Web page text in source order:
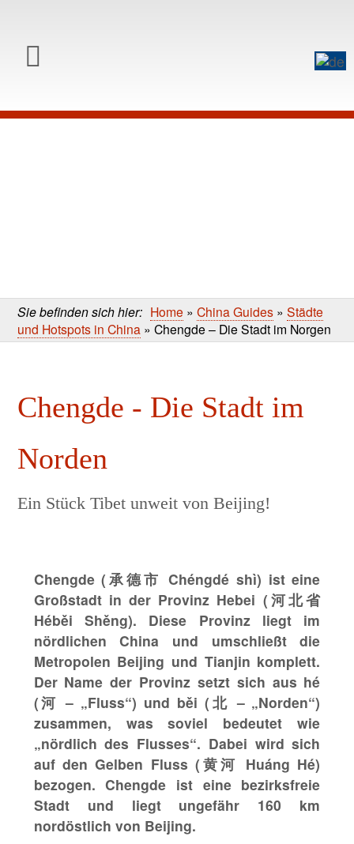
to
Skip to content
Sie befinden sich hier: Home »China Guides »Städte
und Hotspots in China »Chengde – Die Stadt im Norgen
Chengde - Die Stadt im
Norden
Ein Stück Tibet unweit von Beijing!
Chengde (承德市 Chéngdé shì) ist eine
Großstadt in der Provinz Hebei (河北省
Héběi Shěng). Diese Provinz liegt im
nördlichen China und umschließt die
Metropolen Beijing und Tianjin komplett.
Der Name der Provinz setzt sich aus hé
(河 – „Fluss“) und běi (北 – „Norden“)
zusammen, was soviel bedeutet wie
„nördlich des Flusses“. Dabei wird sich
auf den Gelben Fluss (黄河 Huáng Hé)
bezogen. Chengde ist eine bezirksfreie
Stadt und liegt ungefähr 160 km
nordöstlich von Beijing.